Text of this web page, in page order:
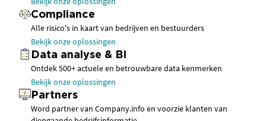
Compliance
Alle risico's in kaart van bedrijven en bestuurders
Bekijk onze oplossingen
Data analyse & BI
Ontdek 500+ actuele en betrouwbare data kenmerken
Bekijk onze oplossingen
Partners
Word partner van Company.info en voorzie klanten van